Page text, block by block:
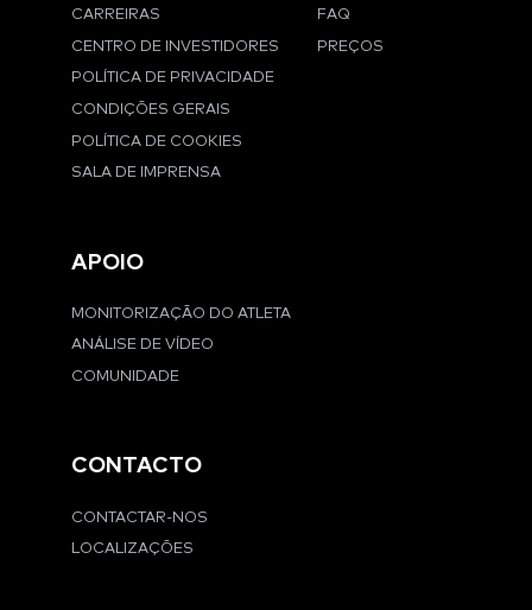
CARREIRAS
CENTRO DE INVESTIDORES
POLÍTICA DE PRIVACIDADE
CONDIÇÕES GERAIS
POLÍTICA DE COOKIES
SALA DE IMPRENSA
FAQ
PREÇOS
APOIO
MONITORIZAÇÃO DO ATLETA
ANÁLISE DE VÍDEO
COMUNIDADE
CONTACTO
CONTACTAR-NOS
LOCALIZAÇÕES